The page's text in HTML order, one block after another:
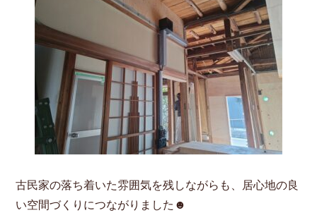
古民家の落ち着いた雰囲気を残しながらも、居心地の良
い空間づくりにつながりました☻